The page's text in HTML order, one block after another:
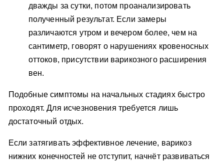
дважды за сутки, потом проанализировать
полученный результат. Если замеры
различаются утром и вечером более, чем на
сантиметр, говорят о нарушениях кровеносных
оттоков, присутствии варикозного расширения
вен.
Подобные симптомы на начальных стадиях быстро
проходят. Для исчезновения требуется лишь
достаточный отдых.
Если затягивать эффективное лечение, варикоз
нижних конечностей не отступит, начнёт развиваться